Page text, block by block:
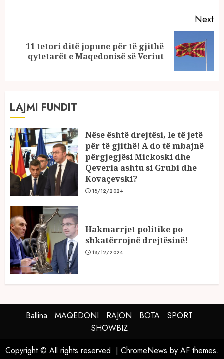
Next
Next
post:
11 tetori ditë jopune për të gjithë
qytetarët e Maqedonisë së Veriut
LAJMI FUNDIT
Nëse është drejtësi, le të jetë
për të gjithë! A do të mbajnë
përgjegjësi Mickoski dhe
Qeveria ashtu si Grubi dhe
Kovaçevski?
18/12/2024
Hakmarrjet politike po
shkatërrojnë drejtësinë!
18/12/2024
Ballina MAQEDONI RAJON BOTA
SPORT
SHOWBIZ
Copyright © All rights reserved. | ChromeNews by AF themes.